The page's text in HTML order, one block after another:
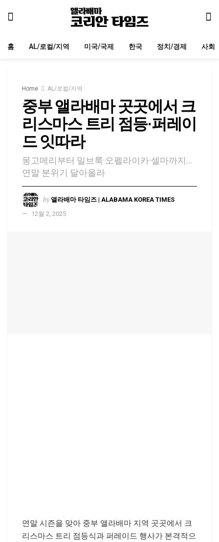
홈 AL/로컬/지역 미국/국제 한국 정치/경제 사회
Home AL/로컬/지역
중부 앨라배마 곳곳에서 크
리스마스 트리 점등·퍼레이
드 잇따라
몽고메리부터 밀브룩·오펠라이카·셀마까지…
연말 분위기 달아올라
by 앨라배마 타임즈 | ALABAMA KOREA TIMES
12월 2, 2025
연말 시즌을 맞아 중부 앨라배마 지역 곳곳에서 크
리스마스 트리 점등식과 퍼레이드 행사가 본격적으